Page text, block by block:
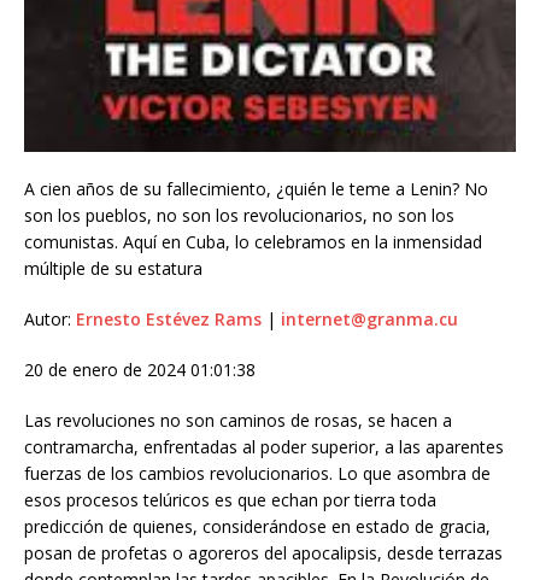
A cien años de su fallecimiento, ¿quién le teme a Lenin? No
son los pueblos, no son los revolucionarios, no son los
comunistas. Aquí en Cuba, lo celebramos en la inmensidad
múltiple de su estatura
Autor: Ernesto Estévez Rams | internet@granma.cu
20 de enero de 2024 01:01:38
Las revoluciones no son caminos de rosas, se hacen a
contramarcha, enfrentadas al poder superior, a las aparentes
fuerzas de los cambios revolucionarios. Lo que asombra de
esos procesos telúricos es que echan por tierra toda
predicción de quienes, considerándose en estado de gracia,
posan de profetas o agoreros del apocalipsis, desde terrazas